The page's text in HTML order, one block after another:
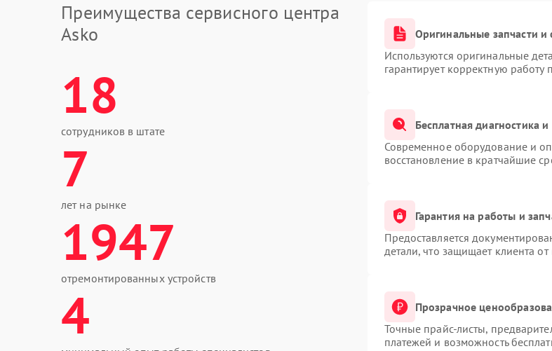
Преимущества сервисного центра
Asko
18
сотрудников в штате
7
лет на рынке
1947
отремонтированных устройств
4
Оригинальные запчасти
Используются оригинальные
гарантирует корректную
Бесплатная диагностика
Современное оборудование и
восстановление в кратчайшие
Гарантия на работы и
Предоставляется
детали, что защищает клиента
Прозрачное
Точные прайс-листы,
платежей и возможность